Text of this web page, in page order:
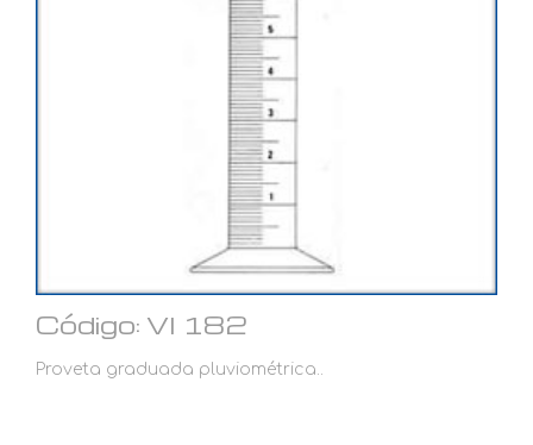
Código: VI 182
Proveta graduada pluviométrica..